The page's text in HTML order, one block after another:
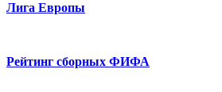
Лига Европы
Рейтинг сборных ФИФА